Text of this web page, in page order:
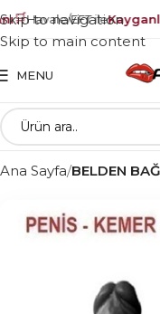
🛒Havale/EFT ile
Skip to navigation
Skip to main content
MENU
Ana Sayfa BELDEN